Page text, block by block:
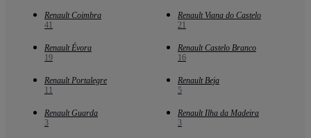
Renault Coimbra
41
Renault Viana do Castelo
21
Renault Évora
19
Renault Castelo Branco
16
Renault Portalegre
11
Renault Beja
5
Renault Guarda
3
Renault Ilha da Madeira
3